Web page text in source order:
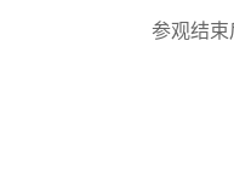
参观结束